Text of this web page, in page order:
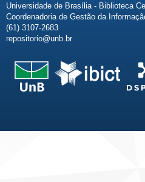
Universidade de Brasília - Biblioteca
Coordenadoria de Gestão da
(61) 3107-2683
repositorio@unb.br